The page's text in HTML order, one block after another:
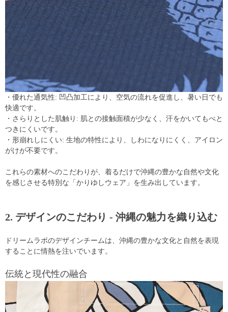
・優れた通気性: 凹凸加工により、空気の流れを促進し、暑い日でも
快適です。
・さらりとした肌触り: 肌との接触面積が少なく、汗をかいてもべと
つきにくいです。
・形崩れしにくい: 生地の特性により、しわになりにくく、アイロン
がけが不要です。
これらの素材へのこだわりが、着るだけで沖縄の豊かな自然や文化
を感じさせる特別な「かりゆしウェア」を生み出しています。
2. デザインのこだわり - 沖縄の魅力を織り込む
ドリームラボのデザインチームは、沖縄の豊かな文化と自然を表現
することに情熱を注いでいます。
伝統と現代性の融合